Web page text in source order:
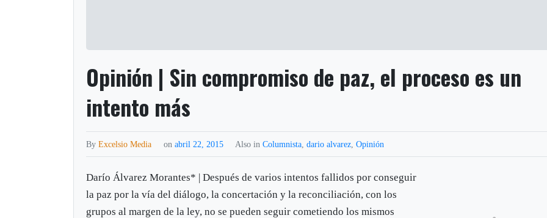
Opinión | Sin compromiso de paz, el proceso es un
intento más
ByExcelsio Media onabril 22, 2015 Also inColumnista ,dario alvarez ,Opinión
Darío Álvarez Morantes* | Después de varios intentos fallidos por conseguir
la paz por la vía del diálogo, la concertación y la reconciliación, con los
grupos al margen de la ley, no se pueden seguir cometiendo los mismos